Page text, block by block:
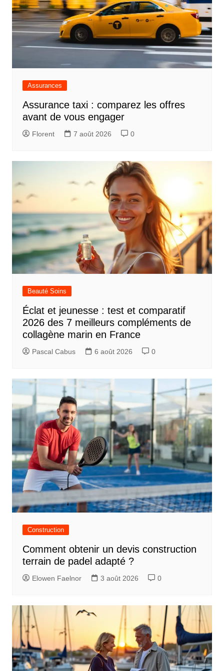
Assurances
Assurance taxi : comparez les offres
avant de vous engager
Florent 7 août 2026 0
Beauté Soins
Éclat et jeunesse : test et comparatif
2026 des 7 meilleurs compléments de
collagène marin en France
Pascal Cabus 6 août 2026 0
Construction
Comment obtenir un devis construction
terrain de padel adapté ?
Elowen Faelnor 3 août 2026 0